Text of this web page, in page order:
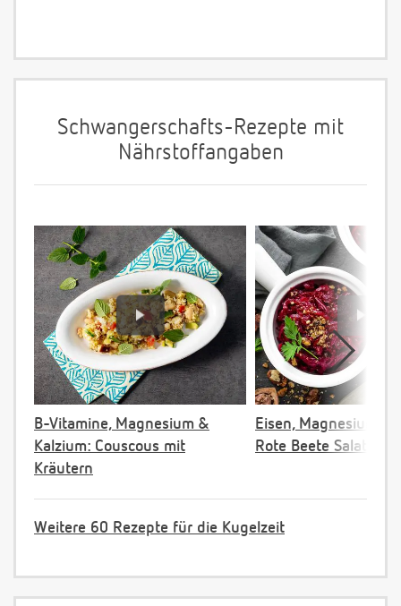
Schwangerschafts-Rezepte mit
Nährstoffangaben
B-Vitamine, Magnesium &
Kalzium: Couscous mit
Kräutern
Eisen, Magnesium &
Rote Beete Salat
Weitere 60 Rezepte für die Kugelzeit